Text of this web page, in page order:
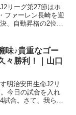
リーグ第27節はホ
ファーレン長崎を迎
、自動昇格の2位以
たえ充分！今節の
味♪貴重なゴー
々勝利！｜山口
明治安田生命J2リ
今日の試合を入れ
合。さて、我らが